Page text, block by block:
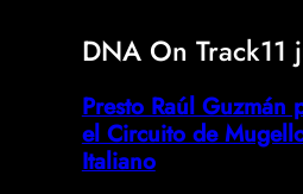
DNA On Track11
Presto Raúl Guzmán
el Circuito de
Italiano